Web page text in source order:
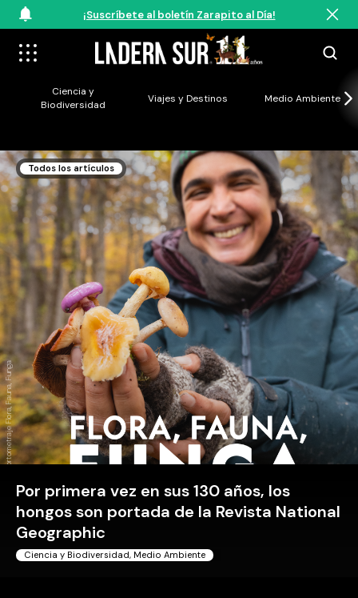
¡Suscríbete al boletín Zarapito al Día!
Ciencia y
Biodiversidad
Viajes y Destinos Medio Ambiente
Cortometraje Flora, Fauna, Funga
Todos los artículos
Por primera vez en sus 130 años, los
hongos son portada de la Revista National
Geographic
Ciencia y Biodiversidad, Medio Ambiente